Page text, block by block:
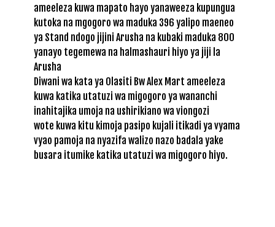
ameeleza kuwa mapato hayo yanaweeza kupungua
kutoka na mgogoro wa maduka 396 yalipo maeneo
ya Stand ndogo jijini Arusha na kubaki maduka 800
yanayo tegemewa na halmashauri hiyo ya jiji la
Arusha
Diwani wa kata ya Olasiti Bw Alex Mart ameeleza
kuwa katika utatuzi wa migogoro ya wananchi
inahitajika umoja na ushirikiano wa viongozi
wote kuwa kitu kimoja pasipo kujali itikadi ya vyama
vyao pamoja na nyazifa walizo nazo badala yake
busara itumike katika utatuzi wa migogoro hiyo.